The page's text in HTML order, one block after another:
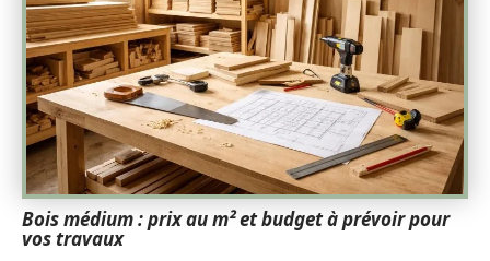
Bois médium : prix au m² et budget à prévoir pour
vos travaux